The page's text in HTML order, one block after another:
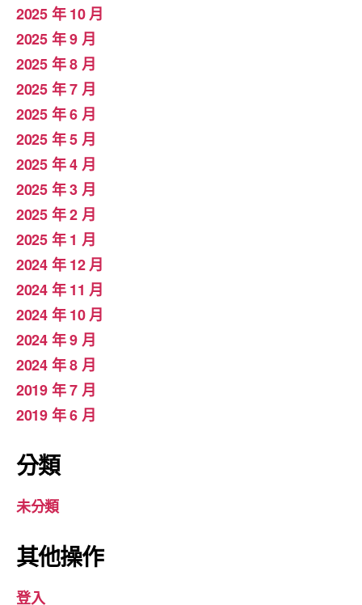
2025 年 10 月
2025 年 9 月
2025 年 8 月
2025 年 7 月
2025 年 6 月
2025 年 5 月
2025 年 4 月
2025 年 3 月
2025 年 2 月
2025 年 1 月
2024 年 12 月
2024 年 11 月
2024 年 10 月
2024 年 9 月
2024 年 8 月
2019 年 7 月
2019 年 6 月
分類
未分類
其他操作
登入